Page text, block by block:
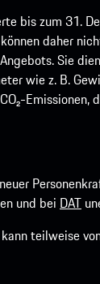
bis zum 31.
daher
Sie
wie z. B.
Emissionen,
und bei DAT
teilweise